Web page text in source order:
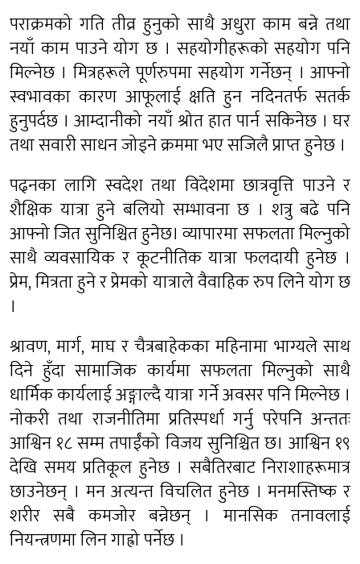
पराक्रमको गति तीव्र हुनुको साथै अधुरा काम बन्ने तथा
नयाँ काम पाउने योग छ । सहयोगीहरूको सहयोग पनि
मिल्नेछ । मित्रहरूले पूर्णरुपमा सहयोग गर्नेछन् । आफ्नो
स्वभावका कारण आफूलाई क्षति हुन नदिनतर्फ सतर्क
हुनुपर्दछ । आम्दानीको नयाँ श्रोत हात पार्न सकिनेछ । घर
तथा सवारी साधन जोड्ने क्रममा भए सजिलै प्राप्त हुनेछ ।
पढ्नका लागि स्वदेश तथा विदेशमा छात्रवृत्ति पाउने र
शैक्षिक यात्रा हुने बलियो सम्भावना छ । शत्रु बढे पनि
आफ्नो जित सुनिश्चित हुनेछ। व्यापारमा सफलता मिल्नुको
साथै व्यवसायिक र कूटनीतिक यात्रा फलदायी हुनेछ ।
प्रेम, मित्रता हुने र प्रेमको यात्राले वैवाहिक रुप लिने योग छ
।
श्रावण, मार्ग, माघ र चैत्रबाहेकका महिनामा भाग्यले साथ
दिने हुँदा सामाजिक कार्यमा सफलता मिल्नुको साथै
धार्मिक कार्यलाई अङ्गाल्दै यात्रा गर्ने अवसर पनि मिल्नेछ ।
नोकरी तथा राजनीतिमा प्रतिस्पर्धा गर्नु परेपनि अन्ततः
आश्विन १८ सम्म तपाईँको विजय सुनिश्चित छ। आश्विन १९
देखि समय प्रतिकूल हुनेछ । सबैतिरबाट निराशाहरूमात्र
छाउनेछन् । मन अत्यन्त विचलित हुनेछ । मनमस्तिष्क र
शरीर सबै कमजोर बन्नेछन् । मानसिक तनावलाई
नियन्त्रणमा लिन गाह्रो पर्नेछ ।